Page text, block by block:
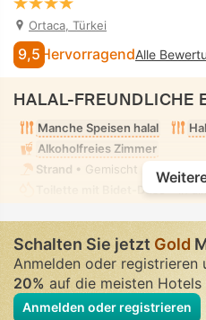
Ortaca, Türkei
9,5 HervorragendAlle
HALAL-FREUNDLICHE
Manche Speisen halal
Alkoholfreies Zimmer
Strand • Gemischt •
Toilette mit Bidet-Düse
• In
Schalten Sie jetztGold
Anmelden oder registrieren
20%auf die meisten Hotels
Anmelden oder registrieren